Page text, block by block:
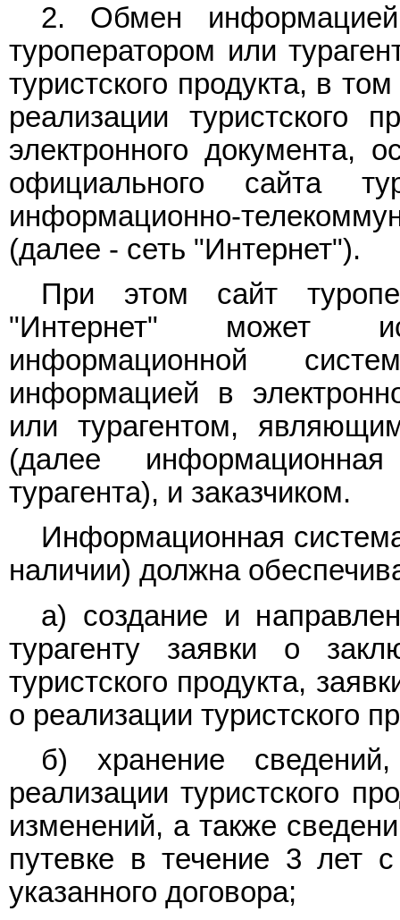
2. Обмен
туроператором или
туристского продукта, в
реализации туристского
электронного документа,
официального сайта
информационно-
(далее - сеть "Интернет").
При этом сайт
"Интернет" может
информационной
информацией в
или турагентом,
(далее
турагента), и заказчиком.
Информационная
наличии) должна
а) создание и
турагенту заявки о
туристского продукта,
о реализации туристского
б) хранение
реализации туристского
изменений, а также
путевке в течение 3 лет
указанного договора;